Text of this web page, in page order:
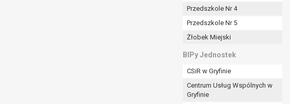
Przedszkole Nr 4
Przedszkole Nr 5
Żłobek Miejski
BIPy Jednostek
CSiR w Gryfinie
Centrum Usług Wspólnych w
Gryfinie
administratorowi sprawdzić prawidłowość tych danych,
ich do ustalenia, obrony lub dochodzenia roszczeń,
czy prawnie uzasadnione podstawy po stronie administratora są
przesłanki:
na podstawie zgody wyrażonej przez tą osobę,
osobowych, którego podstawą prawną jest: